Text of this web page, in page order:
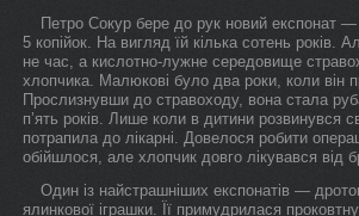
Петро Сокур бере до рук новий експонат
5 копійок. На вигляд їй кілька сотень років.
не час, а кислотно-лужне середовище
хлопчика. Малюкові було два роки, коли він
Прослизнувши до стравоходу, вона стала
п’ять років. Лише коли в дитини розвинувся
потрапила до лікарні. Довелося робити
обійшлося, але хлопчик довго лікувався від
Один із найстрашніших експонатів —
ялинкової іграшки. Її примудрилася